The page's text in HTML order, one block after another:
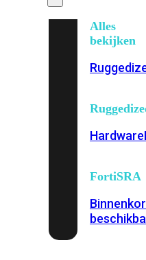
Alles
bekijken
Hardware
FortiSRA